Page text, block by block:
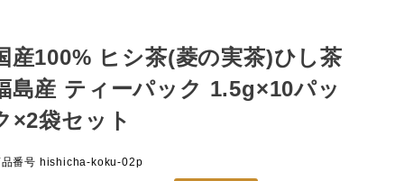
産100% ヒシ茶(菱の実茶)ひし茶
島産 ティーパック 1.5g×10パッ
×2袋セット
番号 hishicha-koku-02p